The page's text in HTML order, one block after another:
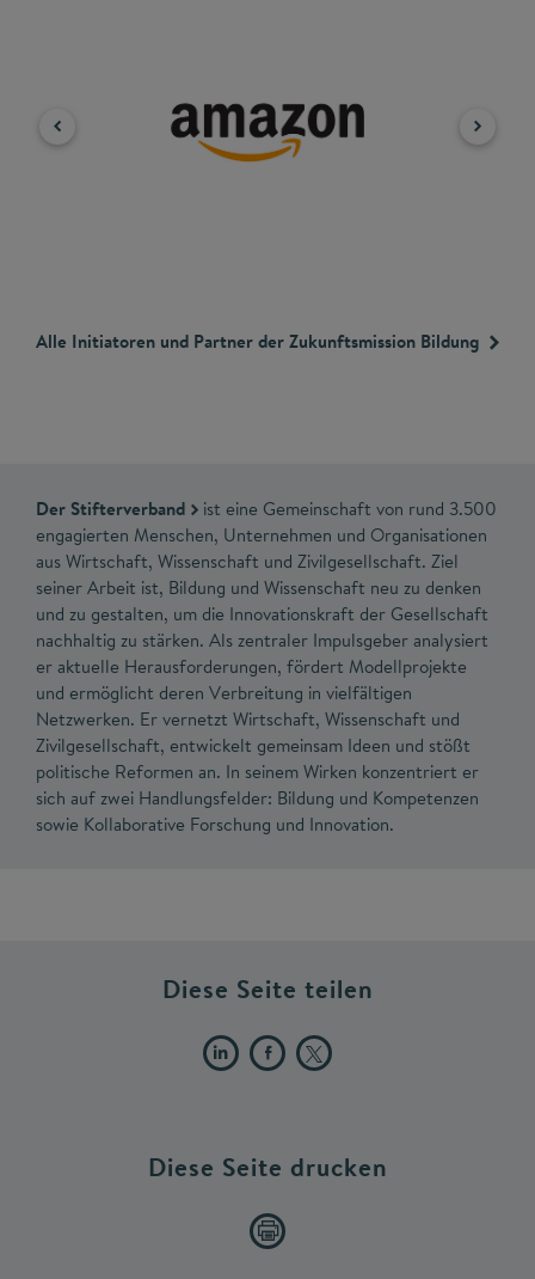
Alle Initiatoren und Partner der Zukunftsmission Bildung
Der Stifterverband
ist eine Gemeinschaft von rund 3.500
engagierten Menschen, Unternehmen und Organisationen
aus Wirtschaft, Wissenschaft und Zivilgesellschaft. Ziel
seiner Arbeit ist, Bildung und Wissenschaft neu zu denken
und zu gestalten, um die Innovationskraft der Gesellschaft
nachhaltig zu stärken. Als zentraler Impulsgeber analysiert
er aktuelle Herausforderungen, fördert Modellprojekte
und ermöglicht deren Verbreitung in vielfältigen
Netzwerken. Er vernetzt Wirtschaft, Wissenschaft und
Zivilgesellschaft, entwickelt gemeinsam Ideen und stößt
politische Reformen an. In seinem Wirken konzentriert er
sich auf zwei Handlungsfelder: Bildung und Kompetenzen
sowie Kollaborative Forschung und Innovation.
Diese Seite teilen
Diese Seite drucken